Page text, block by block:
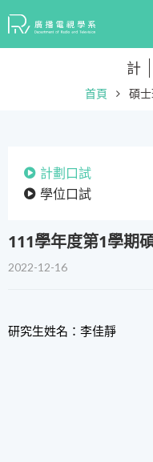
計
首頁 碩
計劃口試
學位口試
111學年度第1學期
2022-12-16
研究生姓名：李佳靜